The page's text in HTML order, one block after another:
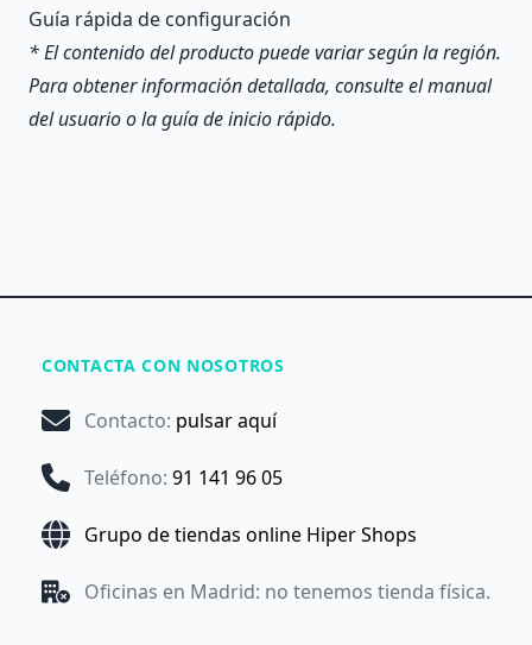
Guía rápida de configuración
* El contenido del producto puede variar según la región.
Para obtener información detallada, consulte el manual
del usuario o la guía de inicio rápido.
CONTACTA CON NOSOTROS
Contacto: pulsar aquí
Teléfono: 91 141 96 05
Grupo de tiendas online Hiper Shops
Oficinas en Madrid: no tenemos tienda física.